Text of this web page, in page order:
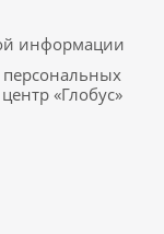
информации
«Глобус»